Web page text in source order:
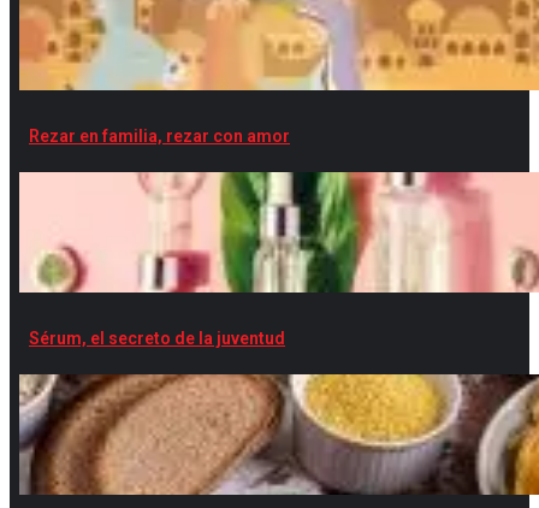
Rezar en familia, rezar con amor
Sérum, el secreto de la juventud